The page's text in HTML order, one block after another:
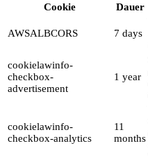
Cookie
Dauer
AWSALBCORS 7 days
cookielawinfo-
checkbox-
advertisement
1 year
cookielawinfo-
checkbox-analytics
11
months